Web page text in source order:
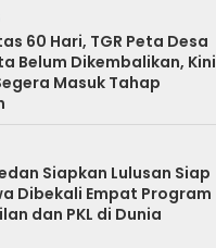
60 Hari, TGR Peta Desa
Belum Dikembalikan, Kini
Masuk Tahap
Siapkan Lulusan Siap
Dibekali Empat Program
dan PKL di Dunia